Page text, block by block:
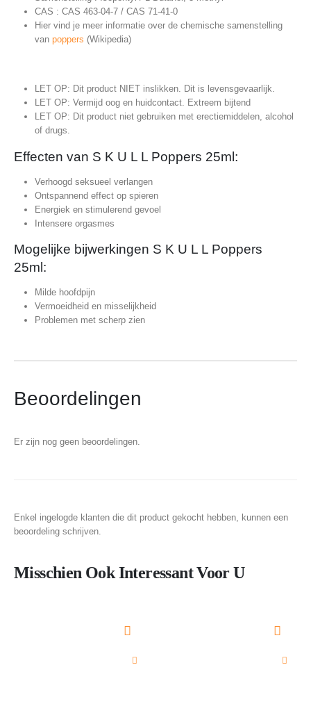
CAS : CAS 463-04-7 / CAS 71-41-0
Hier vind je meer informatie over de chemische samenstelling
van poppers (Wikipedia)
LET OP: Dit product NIET inslikken. Dit is levensgevaarlijk.
LET OP: Vermijd oog en huidcontact. Extreem bijtend
LET OP: Dit product niet gebruiken met erectiemiddelen, alcohol
of drugs.
Effecten van S K U L L Poppers 25ml:
Verhoogd seksueel verlangen
Ontspannend effect op spieren
Energiek en stimulerend gevoel
Intensere orgasmes
Mogelijke bijwerkingen S K U L L Poppers
25ml:
Milde hoofdpijn
Vermoeidheid en misselijkheid
Problemen met scherp zien
Beoordelingen
Er zijn nog geen beoordelingen.
Enkel ingelogde klanten die dit product gekocht hebben, kunnen een
beoordeling schrijven.
Misschien Ook Interessant Voor U